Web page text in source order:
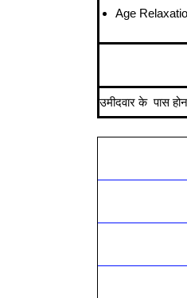
Age
उमीदवार के पास